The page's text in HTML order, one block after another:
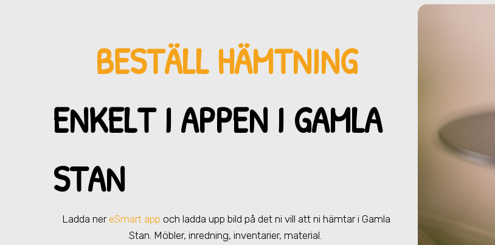
BESTÄLL HÄMTNING
ENKELT I APPEN I GAMLA
STAN
Ladda ner eSmart app och ladda upp bild på det ni vill att ni hämtari Gamla
Stan. Möbler, inredning, inventarier, material.